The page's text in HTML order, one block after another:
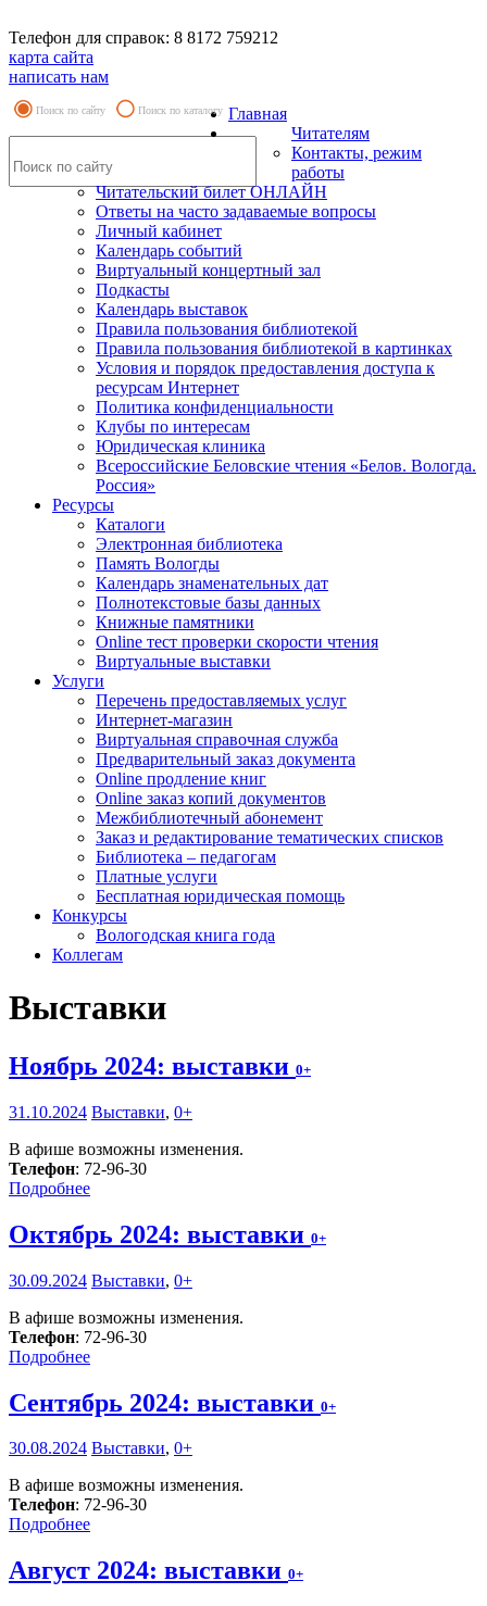
Телефон для справок: 8 8172 759212
карта сайта
написать нам
Поиск по сайту Поиск по каталогу Главная
Читателям
Контакты, режим
работы
Читательский билет ОНЛАЙН
Ответы на часто задаваемые вопросы
Личный кабинет
Календарь событий
Виртуальный концертный зал
Подкасты
Календарь выставок
Правила пользования библиотекой
Правила пользования библиотекой в картинках
Условия и порядок предоставления доступа к
ресурсам Интернет
Политика конфиденциальности
Клубы по интересам
Юридическая клиника
Всероссийские Беловские чтения «Белов. Вологда.
Россия»
Ресурсы
Каталоги
Электронная библиотека
Память Вологды
Календарь знаменательных дат
Полнотекстовые базы данных
Книжные памятники
Online тест проверки скорости чтения
Виртуальные выставки
Услуги
Перечень предоставляемых услуг
Интернет-магазин
Виртуальная справочная служба
Предварительный заказ документа
Online продление книг
Online заказ копий документов
Межбиблиотечный абонемент
Заказ и редактирование тематических списков
Библиотека – педагогам
Платные услуги
Бесплатная юридическая помощь
Конкурсы
Вологодская книга года
Коллегам
Выставки
Ноябрь 2024: выставки 0+
31.10.2024 Выставки, 0+
В афише возможны изменения.
Телефон: 72-96-30
Подробнее
Октябрь 2024: выставки 0+
30.09.2024 Выставки, 0+
В афише возможны изменения.
Телефон: 72-96-30
Подробнее
Сентябрь 2024: выставки 0+
30.08.2024 Выставки, 0+
В афише возможны изменения.
Телефон: 72-96-30
Подробнее
Август 2024: выставки 0+